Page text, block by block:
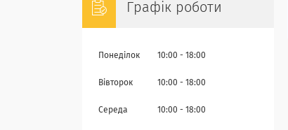
Графік роботи
Понеділок 10:00 18:00
Вівторок 10:00 18:00
Середа 10:00 18:00